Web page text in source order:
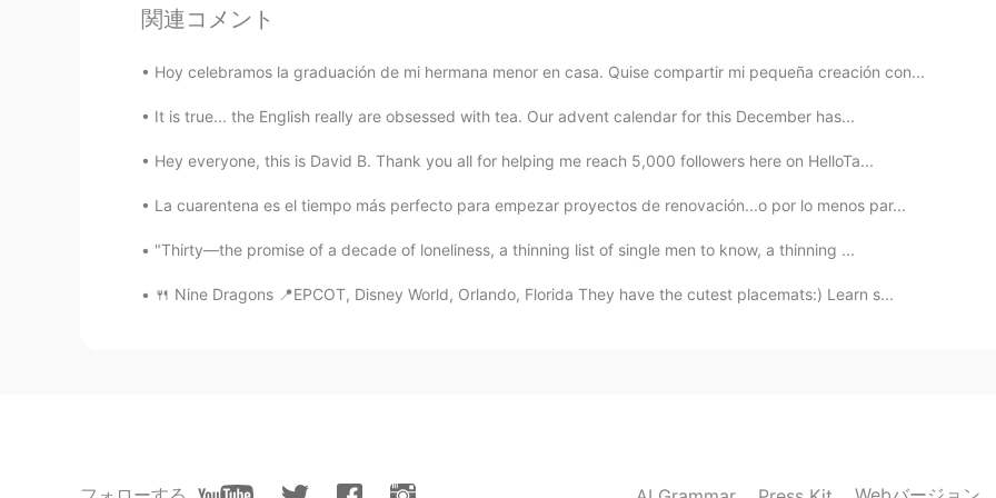
Does anybody know the answer? ✅
258 63
コメント
ES EN
Excellent. Thanks
関連コメント
Hoy celebramos la graduación de mi hermana menor en casa. Quise compartir mi pequeña creación con...
It is true... the English really are obsessed with tea. Our advent calendar for this December has...
Hey everyone, this is David B. Thank you all for helping me reach 5,000 followers here on HelloTa...
La cuarentena es el tiempo más perfecto para empezar proyectos de renovación...o por lo menos par...
"Thirty—the promise of a decade of loneliness, a thinning list of single men to know, a thinning ...
🍴 Nine Dragons 📍EPCOT, Disney World, Orlando, Florida They have the cutest placemats:) Learn s...